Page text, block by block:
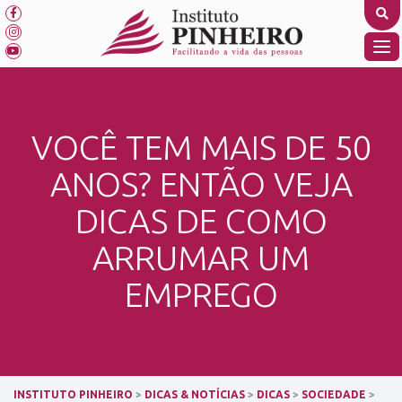
Skip
to
content
VOCÊ TEM MAIS DE 50
ANOS? ENTÃO VEJA
DICAS DE COMO
ARRUMAR UM
EMPREGO
INSTITUTO PINHEIRO > DICAS & NOTÍCIAS > DICAS > SOCIEDADE >